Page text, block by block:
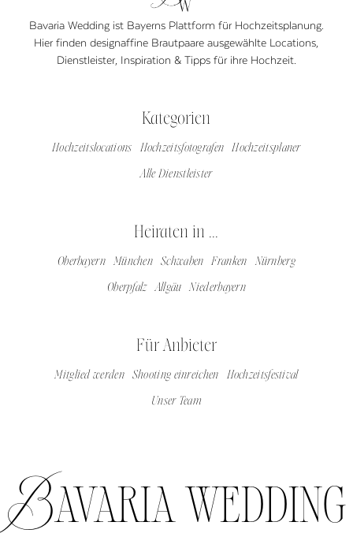
Bavaria Wedding ist Bayerns Plattform für Hochzeitsplanung.
Hier finden designaffine Brautpaare ausgewählte Locations,
Dienstleister, Inspiration & Tipps für ihre Hochzeit.
Kategorien
Hochzeitslocations Hochzeitsfotografen Hochzeitsplaner
Alle Dienstleister
Heiraten in ...
Oberbayern München Schwaben Franken Nürnberg
Oberpfalz Allgäu Niederbayern
Für Anbieter
Mitglied werden Shooting einreichen Hochzeitsfestival
Unser Team
Bavaria wedding